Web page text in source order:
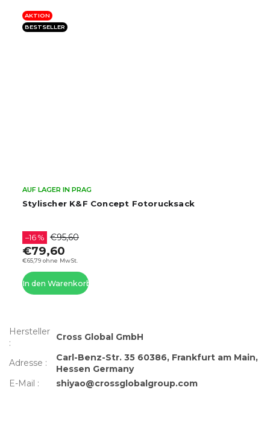
AKTION
BESTSELLER
Stylischer K&F Concept Fotorucksack
AUF LAGER IN PRAG
€65,79 ohne MwSt.
–16 % €95,60
€79,60
In den Warenkorb
Hersteller
:
Cross Global GmbH
Adresse :
Carl-Benz-Str. 35 60386, Frankfurt am Main,
Hessen Germany
E-Mail : shiyao@crossglobalgroup.com